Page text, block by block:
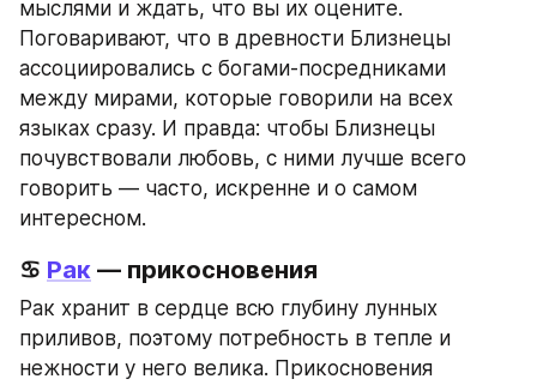
мыслями и ждать, что вы их оцените.
Поговаривают, что в древности Близнецы
ассоциировались с богами-посредниками
между мирами, которые говорили на всех
языках сразу. И правда: чтобы Близнецы
почувствовали любовь, с ними лучше всего
говорить — часто, искренне и о самом
интересном.
♋ Рак — прикосновения
Рак хранит в сердце всю глубину лунных
приливов, поэтому потребность в тепле и
нежности у него велика. Прикосновения